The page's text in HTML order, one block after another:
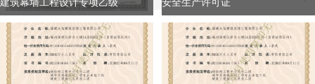
建筑幕墙工程设计专项乙级 安全生产许可证